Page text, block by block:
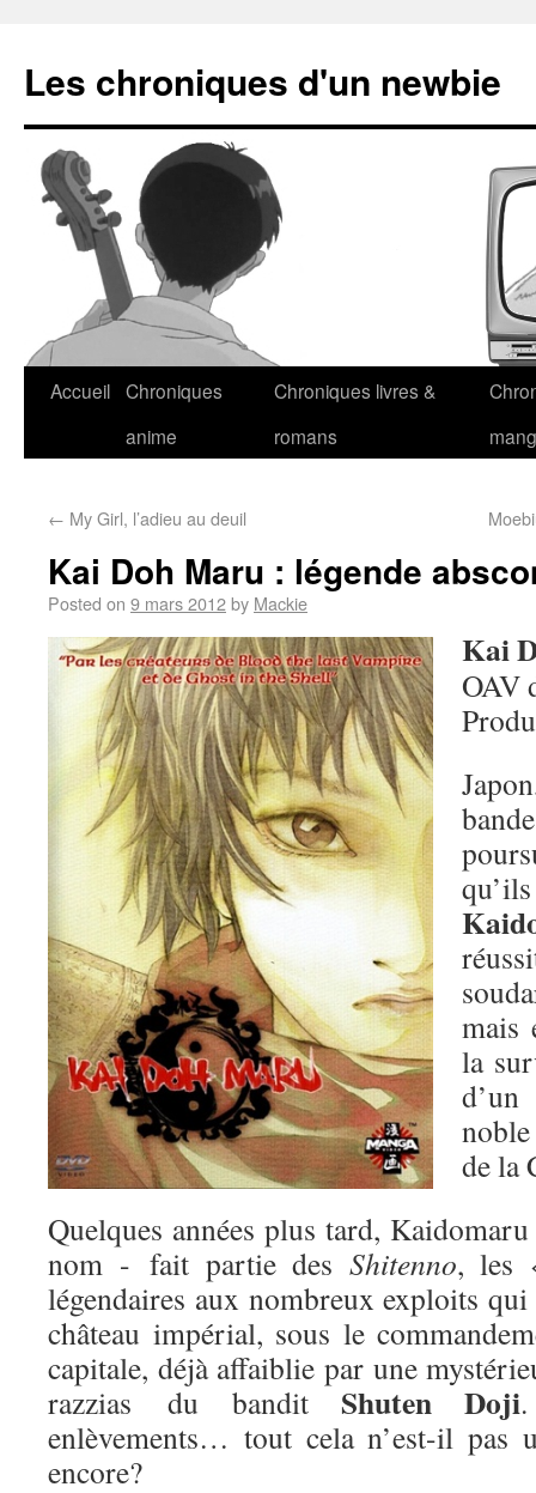
Les chroniques d'un newbie
Accueil Chroniques
anime
Chroniques livres &
romans
← My Girl, l’adieu au deuil
Kai Doh Maru : légende
Posted on 9 mars 2012by Mackie
Kai
OAV
mais
la
de la
Quelques années plus tard,
nom - fait partie des Shitenno, les
légendaires aux nombreux exploits
château impérial, sous le
capitale, déjà affaiblie par une
razzias du bandit Shuten Doji
enlèvements… tout cela n’est-il pas
encore?